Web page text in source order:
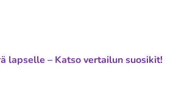
lapselle – Katso vertailun suosikit!